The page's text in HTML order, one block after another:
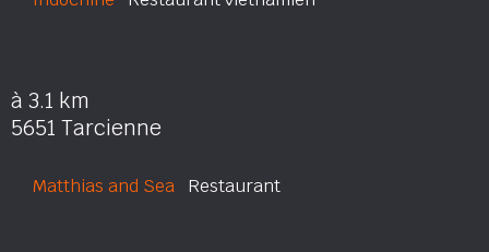
à 3.1 km
5651 Tarcienne
Matthias and Sea Restaurant